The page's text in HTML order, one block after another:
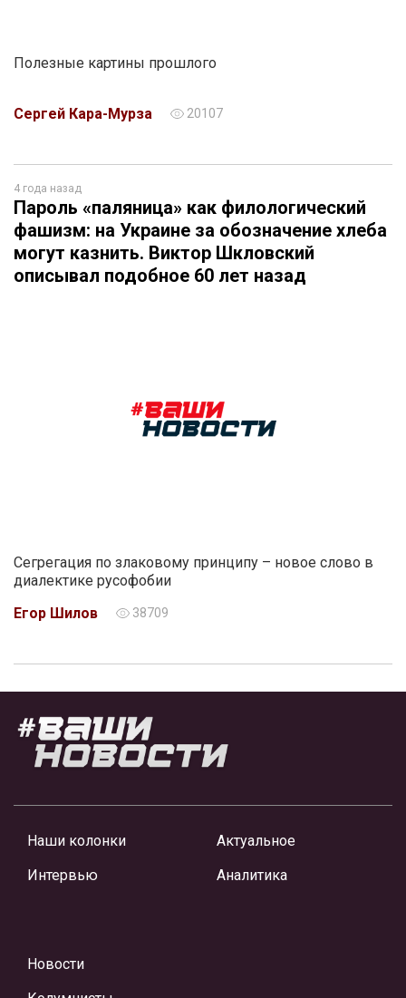
Полезные картины прошлого
Сергей Кара-Мурза 20107
4 года назад
Пароль «паляница» как филологический
фашизм: на Украине за обозначение хлеба
могут казнить. Виктор Шкловский
описывал подобное 60 лет назад
Сегрегация по злаковому принципу – новое слово в
диалектике русофобии
Егор Шилов
38709
Наши колонки
Интервью
Актуальное
Аналитика
Новости